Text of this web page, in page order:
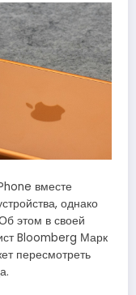
вместе
однако
этом в своей
Bloomberg Марк
пересмотреть